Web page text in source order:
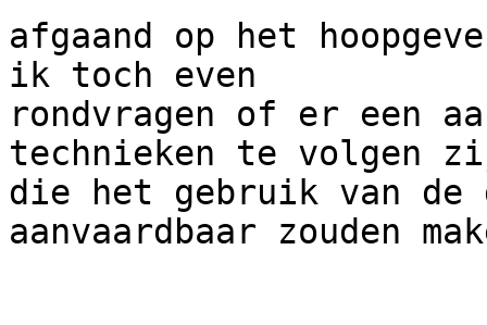
afgaand op het
ik toch even
rondvragen of er een
technieken te volgen
die het gebruik van
aanvaardbaar zouden